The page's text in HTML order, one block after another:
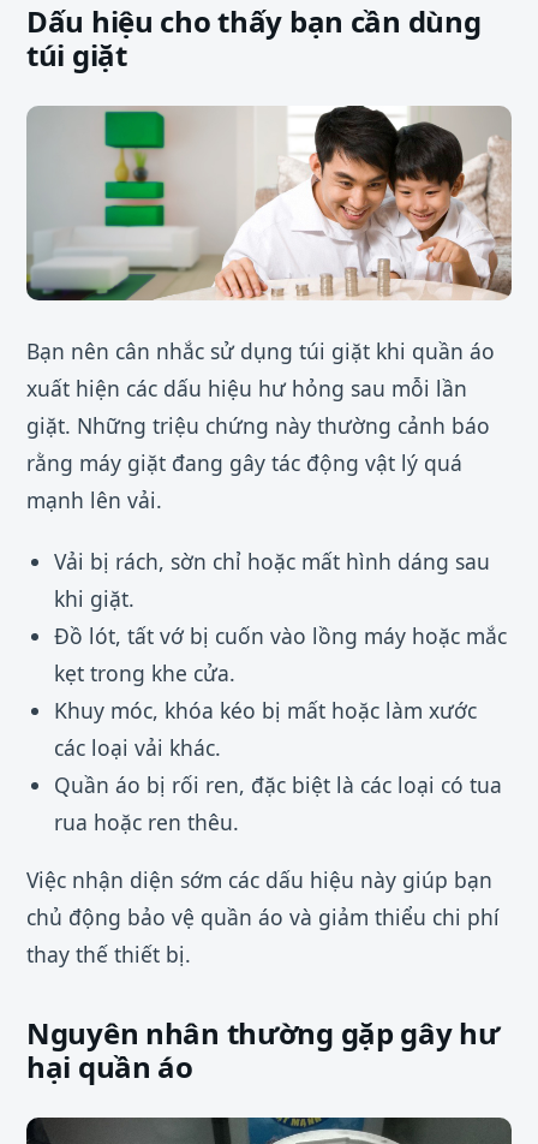
Dấu hiệu cho thấy bạn cần dùng
túi giặt
Bạn nên cân nhắc sử dụng túi giặt khi quần áo
xuất hiện các dấu hiệu hư hỏng sau mỗi lần
giặt. Những triệu chứng này thường cảnh báo
rằng máy giặt đang gây tác động vật lý quá
mạnh lên vải.
Vải bị rách, sờn chỉ hoặc mất hình dáng sau
khi giặt.
Đồ lót, tất vớ bị cuốn vào lồng máy hoặc mắc
kẹt trong khe cửa.
Khuy móc, khóa kéo bị mất hoặc làm xước
các loại vải khác.
Quần áo bị rối ren, đặc biệt là các loại có tua
rua hoặc ren thêu.
Việc nhận diện sớm các dấu hiệu này giúp bạn
chủ động bảo vệ quần áo và giảm thiểu chi phí
thay thế thiết bị.
Nguyên nhân thường gặp gây hư
hại quần áo